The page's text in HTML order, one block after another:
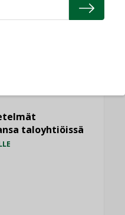
voimakkaasti:
taloyhtiöissä